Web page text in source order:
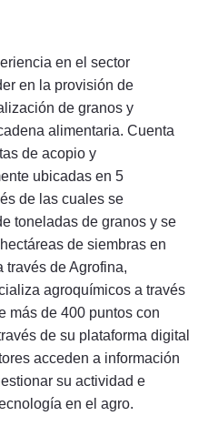
en el sector
en la provisión de
de granos y
alimentaria. Cuenta
de acopio y
ubicadas en 5
de las cuales se
toneladas de granos y se
de siembras en
través de Agrofina,
agroquímicos a través
más de 400 puntos con
de su plataforma digital
acceden a información
su actividad e
en el agro.